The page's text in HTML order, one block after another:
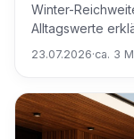
Winter-
Alltagswerte
23.07.2026·ca. 3